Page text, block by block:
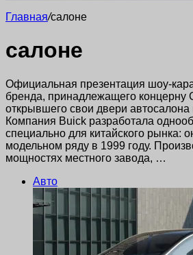
Главная/салоне
салоне
Официальная презентация шоу-
бренда, принадлежащего концерну
открывшего свои двери автосалона
Компания Buick разработала
специально для китайского рынка:
модельном ряду в 1999 году.
мощностях местного завода, …
Авто